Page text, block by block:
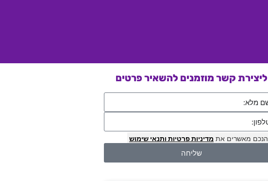
ליצירת קשר מוזמנים להשאיר פרטים
הנכם מאשרים את מדיניות פרטיות ותנאי שימוש
שליחה